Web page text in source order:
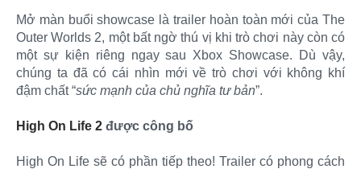
Mở màn buổi showcase là trailer hoàn toàn mới của The
Outer Worlds 2, một bất ngờ thú vị khi trò chơi này còn có
một sự kiện riêng ngay sau Xbox Showcase. Dù vậy,
chúng ta đã có cái nhìn mới về trò chơi với không khí
đậm chất “sức mạnh của chủ nghĩa tư bản”.
High On Life 2 được công bố
High On Life sẽ có phần tiếp theo! Trailer có phong cách